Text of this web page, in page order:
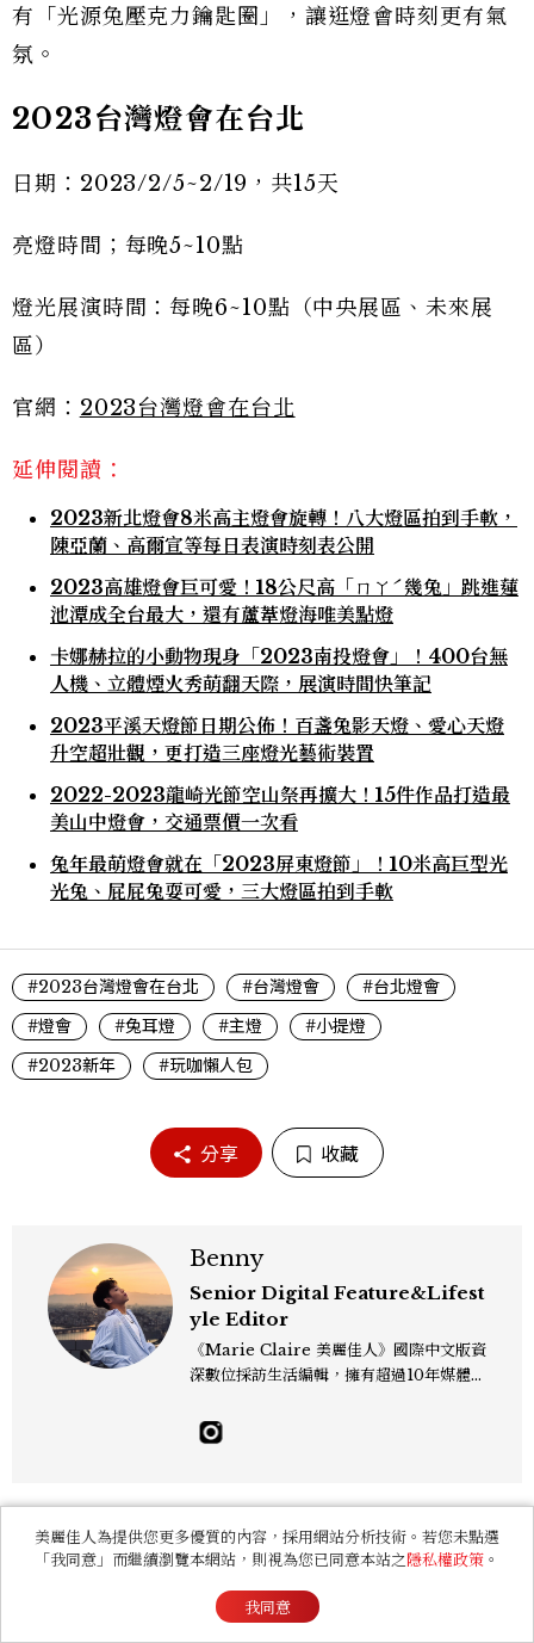
有「光源兔壓克力鑰匙圈」，讓逛燈會時刻更有氣
氛。
2023台灣燈會在台北
日期：2023/2/5~2/19，共15天
亮燈時間；每晚5~10點
燈光展演時間：每晚6~10點（中央展區、未來展
區）
官網： 2023台灣燈會在台北
延伸閱讀：
2023新北燈會8米高主燈會旋轉！八大燈區拍到手軟，
陳亞蘭、高爾宣等每日表演時刻表公開
2023高雄燈會巨可愛！18公尺高「ㄇㄚˊ幾兔」跳進蓮
池潭成全台最大，還有蘆葦燈海唯美點燈
卡娜赫拉的小動物現身「2023南投燈會」！400台無
人機、立體煙火秀萌翻天際，展演時間快筆記
2023平溪天燈節日期公佈！百盞兔影天燈、愛心天燈
升空超壯觀，更打造三座燈光藝術裝置
2022-2023龍崎光節空山祭再擴大！15件作品打造最
美山中燈會，交通票價一次看
兔年最萌燈會就在「2023屏東燈節」！10米高巨型光
光兔、屁屁兔耍可愛，三大燈區拍到手軟
#2023台灣燈會在台北 #台灣燈會
#台北燈會
#燈會
#兔耳燈 #主燈
#小提燈
#2023新年
#玩咖懶人包
分享 收藏
Benny
Senior Digital Feature&Lifest
yle Editor
《Marie Claire 美麗佳人》國際中文版資
深數位採訪生活編輯，擁有超過10年媒體與
飯店、奢華旅宿、旅遊景點、航空等領域，
另涉獵3C家電、居家生活範疇，具備實測
輯、時尚鐘錶線記者，擅長以精闢觀點挖掘
獨特角度，採訪足跡遍及馬爾地夫、紐西
蘭、瑞士、德國、瑞典、亞洲主要城市，合
pella、Mandarin Oriental、JOAL
I、Raffles、Banyan Tree、IHG、Ma
你可能會喜歡
美麗佳人為提供您更多優質的內容，採用網站分析技術。若您未點選
「我同意」而繼續瀏覽本網站，則視為您已同意本站之隱私權政策 。
我同意